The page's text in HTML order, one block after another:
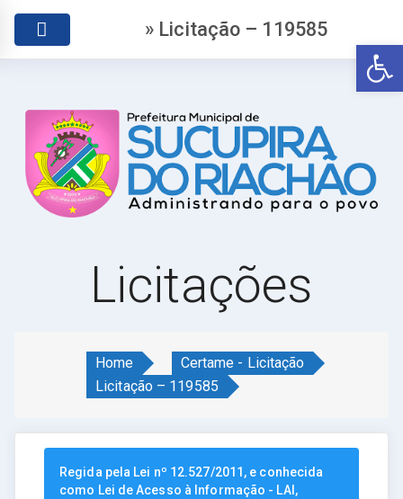
» Licitação – 119585
Licitações
Home
Certame - Licitação
Licitação – 119585
Regida pela Lei nº 12.527/2011, e conhecida
como Lei de Acesso à Informação - LAI,